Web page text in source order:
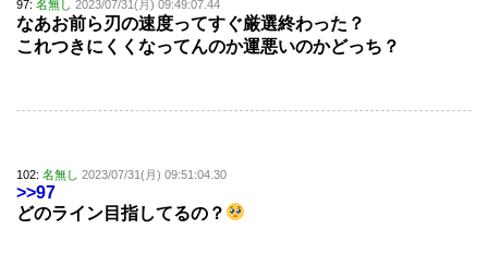
97: 名無し 2023/07/31(月) 09:49:07.44
なあお前ら刃の速度ってすぐ厳選終わった？
これつきにくくなってんのか運悪いのかどっち？
102: 名無し 2023/07/31(月) 09:51:04.30
>>97
どのライン目指してるの？